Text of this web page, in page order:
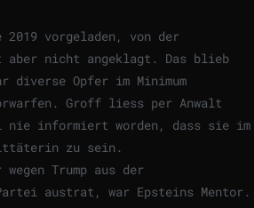
2019 vorgeladen, von der
aber nicht angeklagt. Das blieb
diverse Opfer im Minimum
Groff liess per Anwalt
informiert worden, dass sie im
zu sein.
Trump aus der
austrat, war Epsteins Mentor.